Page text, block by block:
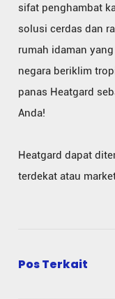
sifat penghambat
solusi cerdas dan
rumah idaman
negara beriklim
panas Heatgard
Anda!
Heatgard dapat
terdekat atau
Pos Terkait